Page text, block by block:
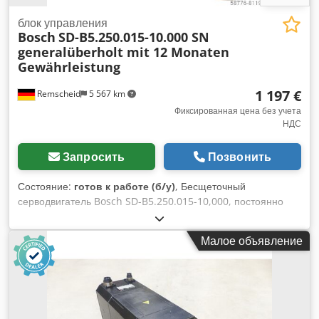
Remscheid 5 567 km
блок управления
Bosch SD-B5.250.015-10.000 SN
generalüberholt mit 12 Monaten
Gewährleistung
1 197 €
Фиксированная цена без учета
НДС
Запросить Позвонить
Состояние: готов к работе (б/у), Бесщеточный
серводвигатель Bosch SD-B5.250.015-10,000, постоянно
возбужденный SN, профессионально полностью
отремонтирован и протестирован с 12-месячной гарантией,
100% работоспособен, комплект поставки соответствует
фотографиям. Согласованные скидки на продажу не
распространяются на этот товар. Пожалуйста, запросите
цену отдельно! ВНИМАНИЕ: Пожалуйста, запросите
стоимость упаковки и доставки отдельно! ВНИМАНИЕ:
Малое объявление